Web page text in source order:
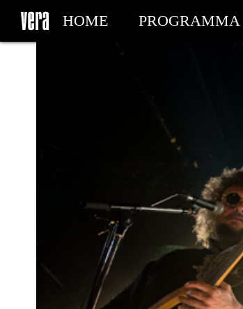
HOME PROGRAMMA